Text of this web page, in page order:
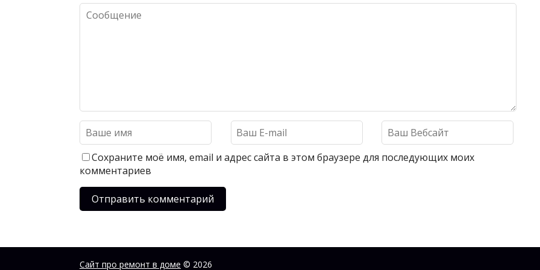
Сохраните моё имя, email и адрес сайта в этом браузере для последующих моих
комментариев
Сайт про ремонт в доме © 2026